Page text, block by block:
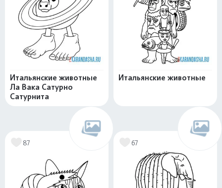
Итальянские животные
Ла Вака Сатурно
Сатурнита
Итальянские животные
87 67